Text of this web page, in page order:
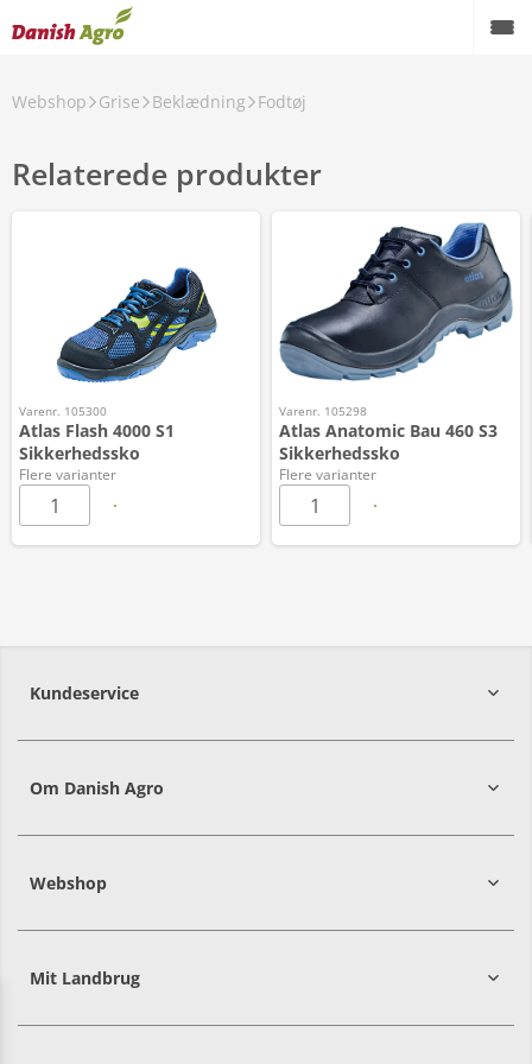
Webshop Grise Beklædning Fodtøj
Relaterede produkter
Varenr. 105300
Atlas Flash 4000 S1
Sikkerhedssko
Flere varianter
Varenr. 105298
Atlas Anatomic Bau 460 S3
Sikkerhedssko
Flere varianter
Kundeservice
Om Danish Agro
Webshop
Mit Landbrug